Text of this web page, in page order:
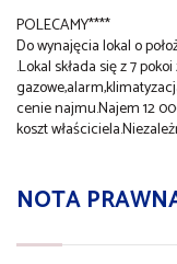
POLECAMY****
Do wynajęcia lokal o
.Lokal składa się z 7
cenie najmu.Najem 12
koszt
NOTA